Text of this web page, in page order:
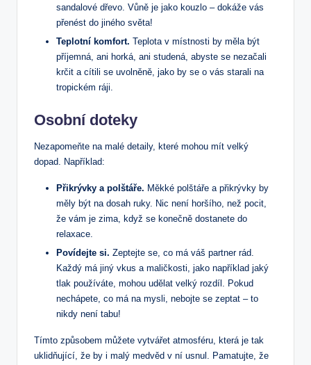
sandalové dřevo. Vůně je jako kouzlo – dokáže vás
přenést do jiného světa!
Teplotní komfort. ⁣Teplota v místnosti by měla ‍být
příjemná, ani horká, ani studená, abyste se nezačali
krčit a cítili se uvolněně, ‌jako by se o vás starali na‍
tropickém ráji.
Osobní doteky
Nezapomeňte ⁤na malé detaily, které mohou mít velký​
dopad. Například:
Přikrývky a polštáře. Měkké polštáře a přikrývky by⁤
měly být na dosah ruky. ‌Nic‍ není horšího, ‍než ‌pocit,
že vám je zima, když se konečně⁤ dostanete do
relaxace.
Povídejte ‍si. Zeptejte se, co má váš partner rád.⁤
Každý má jiný vkus a⁣ maličkosti, jako například jaký‌
tlak používáte, mohou udělat ⁤velký rozdíl. Pokud
nechápete, co má na mysli, nebojte se zeptat –⁢ to
nikdy není‍ tabu!
Tímto způsobem můžete vytvářet atmosféru, která je tak
uklidňující, že‍ by i malý ‌medvěd v ní usnul. Pamatujte, že